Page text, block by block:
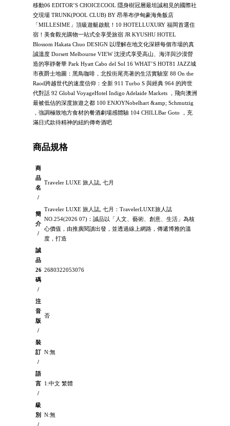
移動06 EDITOR’S CHOICECOOL 隱身樹冠層最坦誠相見的國際社
交現場 TRUNK(POOL CLUB) BY 昂蒂布伊甸豪海角飯店
「MILLESIME」頂級遊艇啟航！10 HOTELLUXURY 福岡首選住
宿！美食觀光購物一站式全享受旅宿 JR KYUSHU HOTEL
Blossom Hakata Chuo DESIGN 以理解在地文化深耕每個市場的真
誠溫度 Dorsett Melbourne VIEW 沈浸式享受高山、海洋與沙漠營
造的寧靜奢華 Park Hyatt Cabo del Sol 16 WHAT’S HOT81 JAZZ城
市夜爵士地圖：黑鳥咖啡，北投街尾亮著的生活實驗室 88 On the
Raod跨越世代的速度信仰：全新 911 Turbo S 與經典 964 的跨世
代對話 92 Global VoyageHotel Indigo Adelaide Markets ，飛向澳洲
最被低估的深度旅遊之都 100 ENJOYNobelhart &amp; Schmutzig
，強調極致地方食材的餐酒劇場感體驗 104 CHILLBar Goto ，充
滿日式款待精神的紐約傳奇酒吧
商品規格
商
品
名
/
Traveler LUXE 旅人誌, 七月
簡
介
/
Traveler LUXE 旅人誌, 七月：TravelerLUXE旅人誌
NO.254(2026 07)：誠品以「人文、藝術、創意、生活」為核
心價值，由推廣閱讀出發，並透過線上網路，傳遞博雅的溫
度，打造
誠
品
26
碼
/
2680322053076
注
音
版
/
否
裝
訂
/
N:無
語
言
/
1:中文 繁體
級
別
/
N:無